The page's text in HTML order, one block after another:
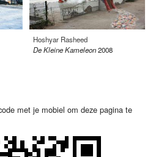
Hoshyar Rasheed
De Kleine Kameleon2008
met je mobiel om deze pagina te